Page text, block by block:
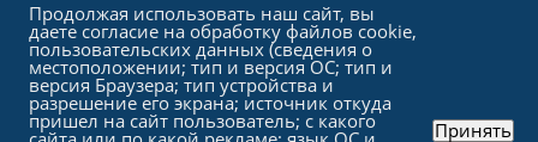
2026 © «СтройСельхозТорг»
Продолжая использовать наш сайт, вы
даете согласие на обработку файлов cookie,
пользовательских данных (сведения о
местоположении; тип и версия ОС; тип и
версия Браузера; тип устройства и
разрешение его экрана; источник откуда
пришел на сайт пользователь; с какого Принять